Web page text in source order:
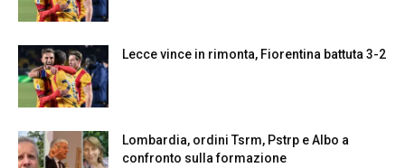
Lecce vince in rimonta, Fiorentina battuta 3-2
Lombardia, ordini Tsrm, Pstrp e Albo a
confronto sulla formazione